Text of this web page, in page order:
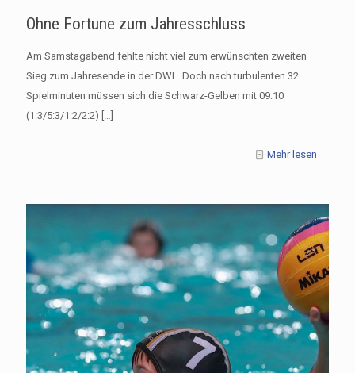
Ohne Fortune zum Jahresschluss
Am Samstagabend fehlte nicht viel zum erwünschten zweiten
Sieg zum Jahresende in der DWL. Doch nach turbulenten 32
Spielminuten müssen sich die Schwarz-Gelben mit 09:10
(1:3/5:3/1:2/2:2) […]
Mehr lesen